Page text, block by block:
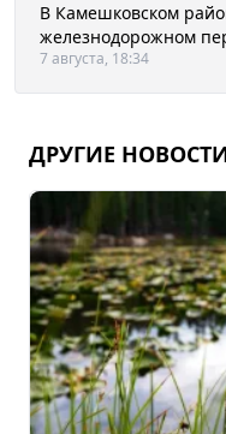
В Камешковском
железнодорожном
7 августа, 18:34
ДРУГИЕ